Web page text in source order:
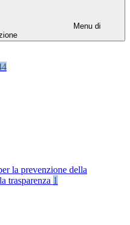
Menu di
la prevenzione della
trasparenza 1